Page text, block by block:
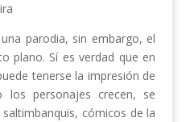
parodia, sin embargo, el
plano. Sí es verdad que en
tenerse la impresión de
personajes crecen, se
cómicos de la